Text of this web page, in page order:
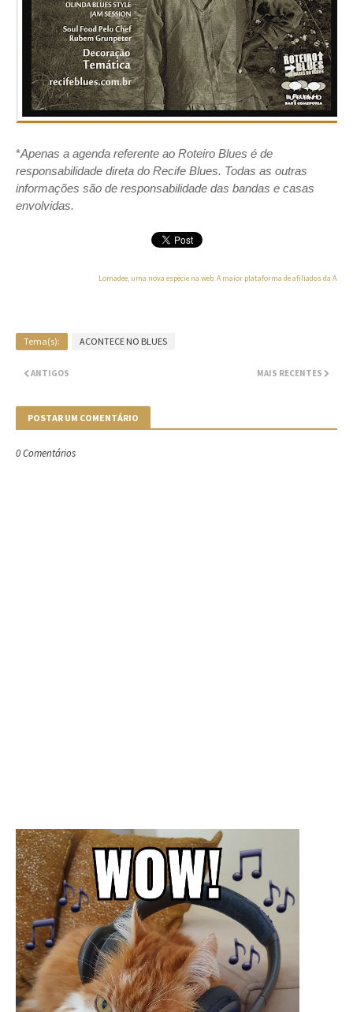
*Apenas a agenda referente ao Roteiro Blues é de
responsabilidade direta do Recife Blues. Todas as outras
informações são de responsabilidade das bandas e casas
envolvidas.
Lomadee, uma nova espécie na web. A maior plataforma de afiliados da
Tema(s): ACONTECE NO BLUES
MAIS RECENTES
ANTIGOS
POSTAR UM COMENTÁRIO
0 Comentários